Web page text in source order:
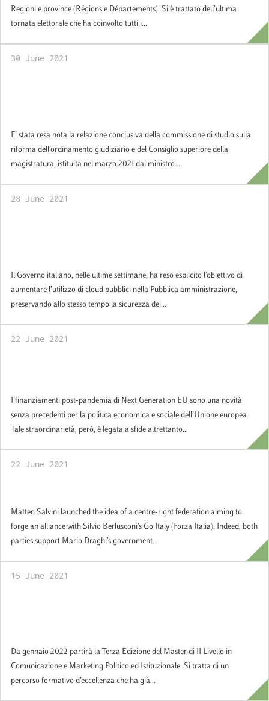
Regioni e province (Régions e Départements). Si è trattato dell’ultima
tornata elettorale che ha coinvolto tutti i...
30 June 2021
E' stata resa nota la relazione conclusiva della commissione di studio sulla
riforma dell’ordinamento giudiziario e del Consiglio superiore della
magistratura, istituita nel marzo 2021 dal ministro...
28 June 2021
Il Governo italiano, nelle ultime settimane, ha reso esplicito l’obiettivo di
aumentare l’utilizzo di cloud pubblici nella Pubblica amministrazione,
preservando allo stesso tempo la sicurezza dei...
22 June 2021
I finanziamenti post-pandemia di Next Generation EU sono una novità
senza precedenti per la politica economica e sociale dell’Unione europea.
Tale straordinarietà, però, è legata a sfide altrettanto...
22 June 2021
Matteo Salvini launched the idea of ​​a centre-right federation aiming to
forge an alliance with Silvio Berlusconi’s Go Italy (Forza Italia). Indeed, both
parties support Mario Draghi’s government...
15 June 2021
Da gennaio 2022 partirà la Terza Edizione del Master di II Livello in
Comunicazione e Marketing Politico ed Istituzionale. Si tratta di un
percorso formativo d’eccellenza che ha già...